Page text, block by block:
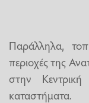
Παράλληλα,
περιοχές της
στην
καταστήματα.